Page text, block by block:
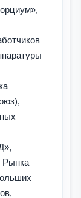
Рынка